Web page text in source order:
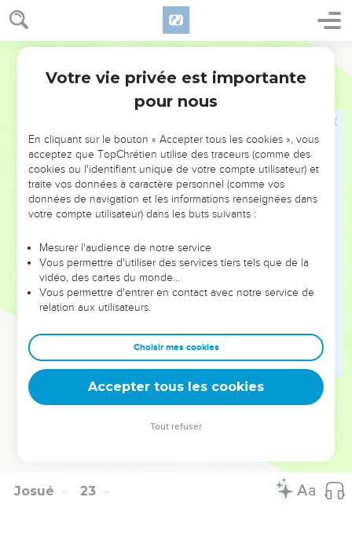
Josué 22
30 Lorsque le sacrificateur Phinéas, les princes de la
communauté et les chefs des milliers d’Israël qui étaient
avec lui eurent entendu les paroles que prononcèrent les
Rubénites, les Gadites et les Manassites, ils se tinrent pour
satisfaits.
Et Phinéas, fils du sacrificateur Éléazar, dit aux Rubénites,
aux Gadites et aux Manassites : Nous savons aujourd’hui que
l’Éternel est au milieu de nous, puisque vous n’avez pas
commis cette infidélité contre l’Éternel ; vous avez ainsi
délivré les Israélites de la main de l’Éternel.
Phinéas, fils du sacrificateur Éléazar, et les princes
Galaad dans le pays de Canaan auprès des Israélites,
auxquels ils firent rapport.
Les Israélites se tinrent pour satisfaits de ce rapport ; les
Israélites bénirent Dieu et ne parlèrent plus de monter en
Rubénites et les Gadites.
Les Rubénites et les Gadites donnèrent un nom à l’autel
en disant : Il est témoin entre nous que l’Éternel est Dieu.
© Société biblique française – Bibli’O, 1978, avec autorisation. Pour vous procurer
Josué 23
Votre vie privée est importante
pour nous
En cliquant sur le bouton « Accepter tous les cookies », vous
acceptez que TopChrétien utilise des traceurs (comme des
cookies ou l'identifiant unique de votre compte utilisateur) et
traite vos données à caractère personnel (comme vos
données de navigation et les informations renseignées dans
votre compte utilisateur) dans les buts suivants :
Mesurer l'audience de notre service
Vous permettre d'utiliser des services tiers tels que de la
vidéo, des cartes du monde…
Vous permettre d'entrer en contact avec notre service de
relation aux utilisateurs.
Choisir mes cookies
Accepter tous les cookies
Tout refuser